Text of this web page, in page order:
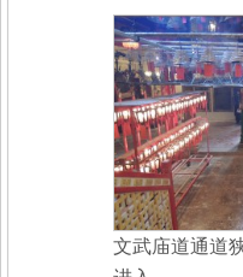
文武庙道通道